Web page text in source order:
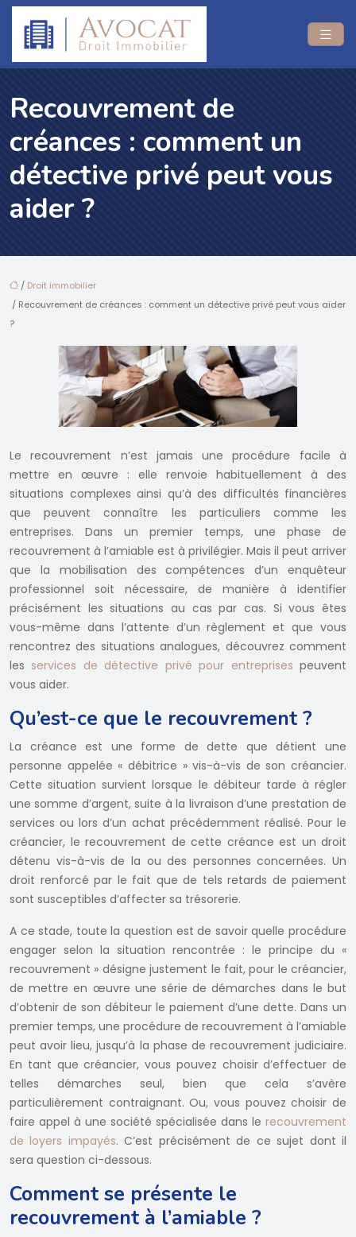
Recouvrement de
créances : comment un
détective privé peut vous
aider ?
/ Droit immobilier
/ Recouvrement de créances : comment un détective privé peut vous aider
?
Le recouvrement n’est jamais une procédure facile à
mettre en œuvre : elle renvoie habituellement à des
situations complexes ainsi qu’à des difficultés financières
que peuvent connaître les particuliers comme les
entreprises. Dans un premier temps, une phase de
recouvrement à l’amiable est à privilégier. Mais il peut arriver
que la mobilisation des compétences d’un enquêteur
professionnel soit nécessaire, de manière à identifier
précisément les situations au cas par cas. Si vous êtes
vous-même dans l’attente d’un règlement et que vous
rencontrez des situations analogues, découvrez comment
les services de détective privé pour entreprises peuvent
vous aider.
Qu’est-ce que le recouvrement ?
La créance est une forme de dette que détient une
personne appelée « débitrice » vis-à-vis de son créancier.
Cette situation survient lorsque le débiteur tarde à régler
une somme d’argent, suite à la livraison d’une prestation de
services ou lors d’un achat précédemment réalisé. Pour le
créancier, le recouvrement de cette créance est un droit
détenu vis-à-vis de la ou des personnes concernées. Un
droit renforcé par le fait que de tels retards de paiement
sont susceptibles d’affecter sa trésorerie.
A ce stade, toute la question est de savoir quelle procédure
engager selon la situation rencontrée : le principe du «
recouvrement » désigne justement le fait, pour le créancier,
de mettre en œuvre une série de démarches dans le but
d’obtenir de son débiteur le paiement d’une dette. Dans un
premier temps, une procédure de recouvrement à l’amiable
peut avoir lieu, jusqu’à la phase de recouvrement judiciaire.
En tant que créancier, vous pouvez choisir d’effectuer de
telles démarches seul, bien que cela s’avère
particulièrement contraignant. Ou, vous pouvez choisir de
faire appel à une société spécialisée dans le recouvrement
de loyers impayés. C’est précisément de ce sujet dont il
sera question ci-dessous.
Comment se présente le
recouvrement à l’amiable ?